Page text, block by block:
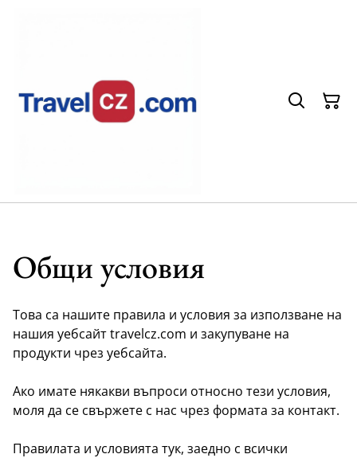
Общи условия
Това са нашите правила и условия за използване на
нашия уебсайт travelcz.com и закупуване на
продукти чрез уебсайта.
Ако имате някакви въпроси относно тези условия,
моля да се свържете с нас чрез формата за контакт.
Правилата и условията тук, заедно с всички